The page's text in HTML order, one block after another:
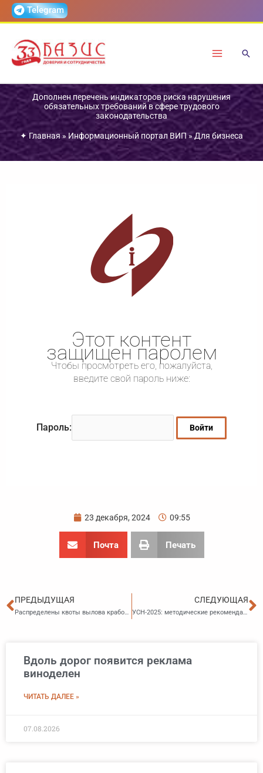
ПерейтиTelegram
Дополнен перечень индикаторов риска нарушения
обязательных требований в сфере трудового
законодательства
✦ Главная » Информационный портал ВИП»Для бизнеса
Этот контент
защищен паролем
Чтобы просмотреть его, пожалуйста,
введите свой пароль ниже:
Пароль:
23 декабря, 2024 09:55
Почта Печать
Пред
ПРЕДЫДУЩАЯ
Распределены квоты вылова крабов на 2025 год
СЛЕДУЮЩАЯ
УСН-2025: методические рекомендации от налоговой службы
Вдоль дорог появится реклама
виноделен
ЧИТАТЬ ДАЛЕЕ »
07.08.2026